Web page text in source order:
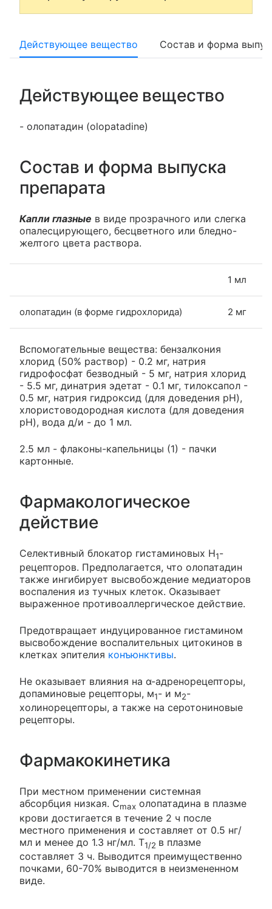
Действующее вещество Состав и форма
Действующее вещество
- олопатадин (olopatadine)
Состав и форма выпуска
препарата
Капли глазные в виде прозрачного или слегка
опалесцирующего, бесцветного или бледно-
желтого цвета раствора.
1 мл
олопатадин (в форме гидрохлорида) 2 мг
Вспомогательные вещества: бензалкония
хлорид (50% раствор) - 0.2 мг, натрия
гидрофосфат безводный - 5 мг, натрия хлорид
- 5.5 мг, динатрия эдетат - 0.1 мг, тилоксапол -
0.5 мг, натрия гидроксид (для доведения pH),
хлористоводородная кислота (для доведения
pH), вода д/и - до 1 мл.
2.5 мл - флаконы-капельницы (1) - пачки
картонные.
Фармакологическое
действие
Селективный блокатор гистаминовых H1-
рецепторов. Предполагается, что олопатадин
также ингибирует высвобождение медиаторов
воспаления из тучных клеток. Оказывает
выраженное противоаллергическое действие.
Предотвращает индуцированное гистамином
высвобождение воспалительных цитокинов в
клетках эпителия конъюнктивы.
Не оказывает влияния на α-адренорецепторы,
допаминовые рецепторы, м1- и м2-
холинорецепторы, а также на серотониновые
рецепторы.
Фармакокинетика
При местном применении системная
абсорбция низкая. Cmax олопатадина в плазме
крови достигается в течение 2 ч после
местного применения и составляет от 0.5 нг/
мл и менее до 1.3 нг/мл. T1/2 в плазме
составляет 3 ч. Выводится преимущественно
почками, 60-70% выводится в неизмененном
виде.